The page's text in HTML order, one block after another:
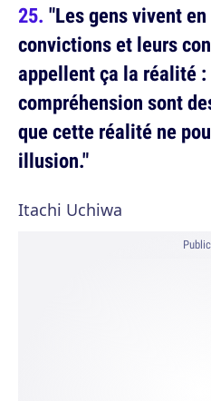
"Les gens vivent
convictions et leurs
appellent ça la réalité
compréhension sont
que cette réalité ne
illusion."
Itachi Uchiwa